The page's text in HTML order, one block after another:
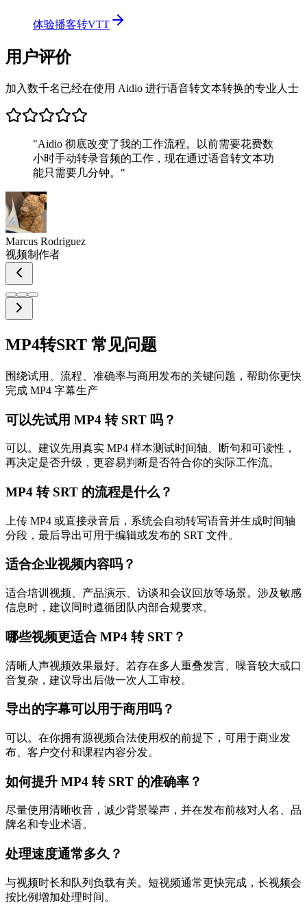
体验播客转VTT
用户评价
加入数千名已经在使用 Aidio 进行语音转文本转换的专业人士
"Aidio 彻底改变了我的工作流程。以前需要花费数
小时手动转录音频的工作，现在通过语音转文本功
能只需要几分钟。 "
Marcus Rodriguez
视频制作者
MP4转SRT 常见问题
围绕试用、流程、准确率与商用发布的关键问题，帮助你更快
完成 MP4 字幕生产
可以先试用 MP4 转 SRT 吗？
可以。建议先用真实 MP4 样本测试时间轴、断句和可读性，
再决定是否升级，更容易判断是否符合你的实际工作流。
MP4 转 SRT 的流程是什么？
上传 MP4 或直接录音后，系统会自动转写语音并生成时间轴
分段，最后导出可用于编辑或发布的 SRT 文件。
适合企业视频内容吗？
适合培训视频、产品演示、访谈和会议回放等场景。涉及敏感
信息时，建议同时遵循团队内部合规要求。
哪些视频更适合 MP4 转 SRT？
清晰人声视频效果最好。若存在多人重叠发言、噪音较大或口
音复杂，建议导出后做一次人工审校。
导出的字幕可以用于商用吗？
可以。在你拥有源视频合法使用权的前提下，可用于商业发
布、客户交付和课程内容分发。
如何提升 MP4 转 SRT 的准确率？
尽量使用清晰收音，减少背景噪声，并在发布前核对人名、品
牌名和专业术语。
处理速度通常多久？
与视频时长和队列负载有关。短视频通常更快完成，长视频会
按比例增加处理时间。